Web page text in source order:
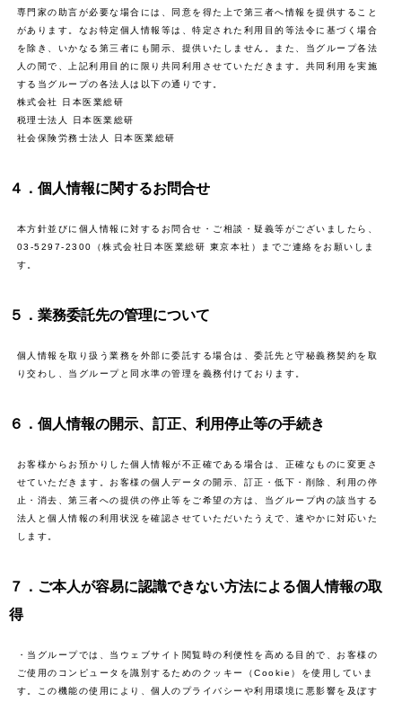
専門家の助言が必要な場合には、同意を得た上で第三者へ情報を提供すること
があります。なお特定個人情報等は、特定された利用目的等法令に基づく場合
を除き、いかなる第三者にも開示、提供いたしません。また、当グループ各法
人の間で、上記利用目的に限り共同利用させていただきます。共同利用を実施
する当グループの各法人は以下の通りです。
株式会社 日本医業総研
税理士法人 日本医業総研
社会保険労務士法人 日本医業総研
４．個人情報に関するお問合せ
本方針並びに個人情報に対するお問合せ・ご相談・疑義等がございましたら、
03-5297-2300（株式会社日本医業総研 東京本社）までご連絡をお願いしま
す。
５．業務委託先の管理について
個人情報を取り扱う業務を外部に委託する場合は、委託先と守秘義務契約を取
り交わし、当グループと同水準の管理を義務付けております。
６．個人情報の開示、訂正、利用停止等の手続き
お客様からお預かりした個人情報が不正確である場合は、正確なものに変更さ
せていただきます。お客様の個人データの開示、訂正・低下・削除、利用の停
止・消去、第三者への提供の停止等をご希望の方は、当グループ内の該当する
法人と個人情報の利用状況を確認させていただいたうえで、速やかに対応いた
します。
７．ご本人が容易に認識できない方法による個人情報の取
得
・当グループでは、当ウェブサイト閲覧時の利便性を高める目的で、お客様の
ご使用のコンピュータを識別するためのクッキー（Cookie）を使用していま
す。この機能の使用により、個人のプライバシーや利用環境に悪影響を及ぼす